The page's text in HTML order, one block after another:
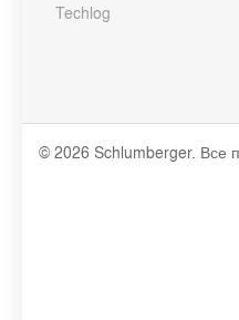
Techlog
© 2026 Schlumberger. Все